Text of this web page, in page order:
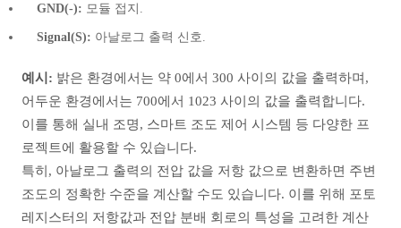
GND(-): 모듈 접지.
Signal(S): 아날로그 출력 신호.
예시: 밝은 환경에서는 약 0에서 300 사이의 값을 출력하며,
어두운 환경에서는 700에서 1023 사이의 값을 출력합니다.
이를 통해 실내 조명, 스마트 조도 제어 시스템 등 다양한 프
로젝트에 활용할 수 있습니다.
특히, 아날로그 출력의 전압 값을 저항 값으로 변환하면 주변
조도의 정확한 수준을 계산할 수도 있습니다. 이를 위해 포토
레지스터의 저항값과 전압 분배 회로의 특성을 고려한 계산